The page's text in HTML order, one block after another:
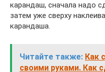
карандаш, сначала надо
затем уже сверху
карандаша.
Читайте также: Как
своими руками. Как